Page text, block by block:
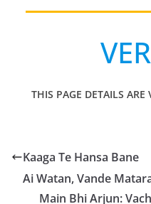
THIS PAGE DETAILS ARE
Kaaga Te Hansa Bane
Ai Watan, Vande
Main Bhi Arjun: